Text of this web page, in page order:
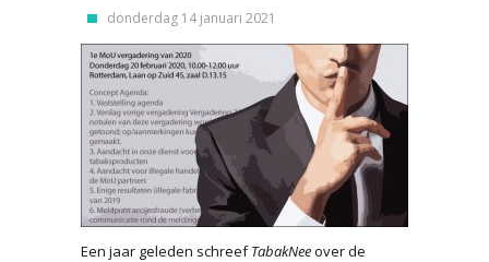
donderdag 14 januari 2021
Een jaar geleden schreefTabakNeeover de